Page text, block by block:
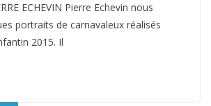
ECHEVIN Pierre Echevin nous
portraits de carnavaleux réalisés
2015. Il